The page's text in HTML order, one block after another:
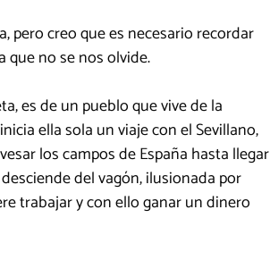
pero creo que es necesario recordar
que no se nos olvide.
es de un pueblo que vive de la
ella sola un viaje con el Sevillano,
los campos de España hasta llegar
del vagón, ilusionada por
trabajar y con ello ganar un dinero